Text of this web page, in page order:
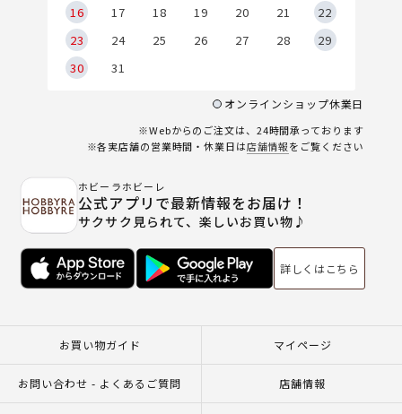
16
17 18 19 20 21
22
23
24 25 26 27 28
29
30
31
オンラインショップ休業日
※Webからのご注文は、24時間承っております
※各実店舗の営業時間・休業日は店舗情報をご覧ください
ホビーラホビーレ
公式アプリで最新情報をお届け！
サクサク見られて、楽しいお買い物♪
詳しくはこちら
お買い物ガイド マイページ
お問い合わせ - よくあるご質問 店舗情報